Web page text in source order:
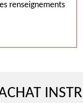
renseignements